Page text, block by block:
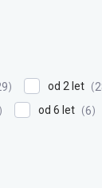
od 2 let
od 6 let
6